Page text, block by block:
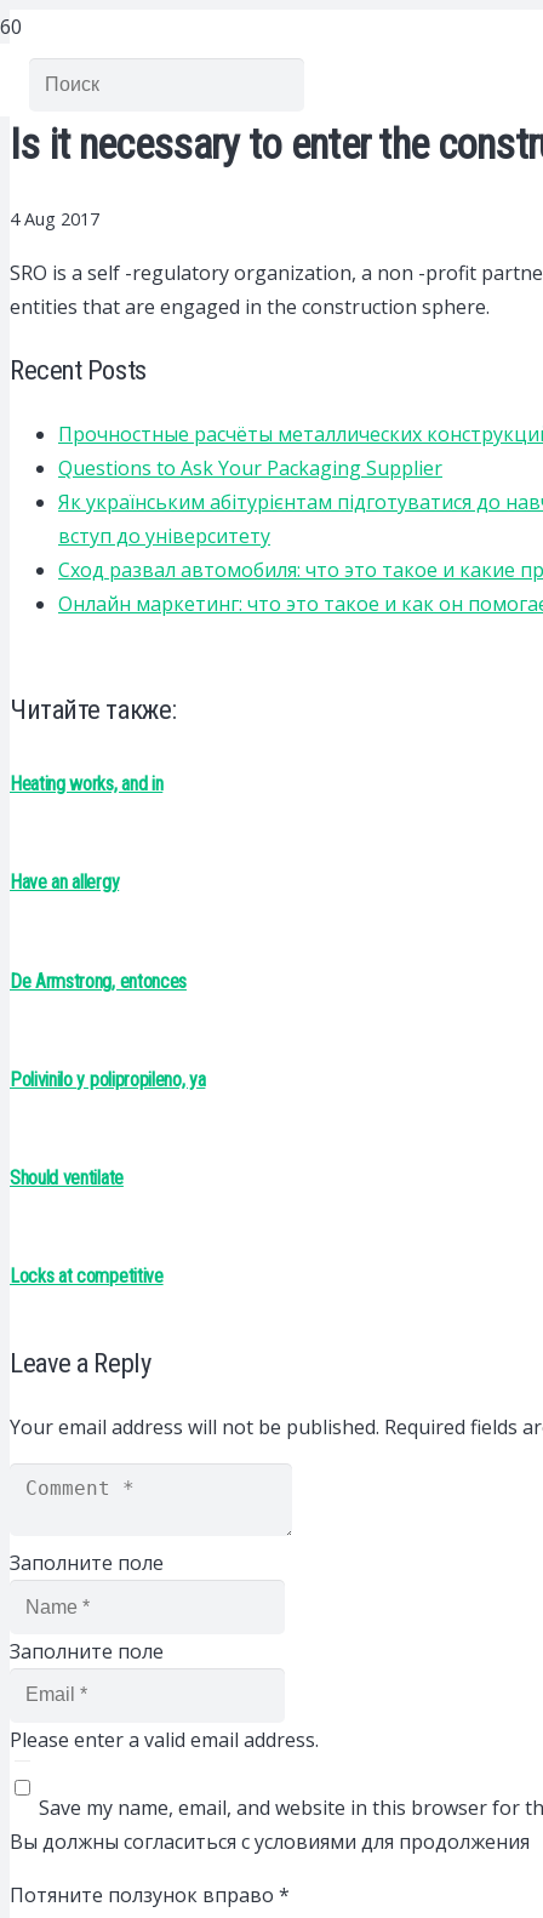
Is it necessary to enter the
4 Aug 2017
SRO is a self -regulatory organization, a non -profit
entities that are engaged in the construction sphere.
Recent Posts
Прочностные расчёты металлических
Questions to Ask Your Packaging Supplier
Як українським абітурієнтам підготуватися до
вступ до університету
Сход развал автомобиля: что это такое и какие
Онлайн маркетинг: что это такое и как он
Читайте также:
Heating works, and in
Have an allergy
De Armstrong, entonces
Polivinilo y polipropileno, ya
Should ventilate
Locks at competitive
Leave a Reply
Your email address will not be published. Required fields
Заполните поле
Заполните поле
Please enter a valid email address.
Save my name, email, and website in this browser for
Вы должны согласиться с условиями для продолжения
Потяните ползунок вправо *